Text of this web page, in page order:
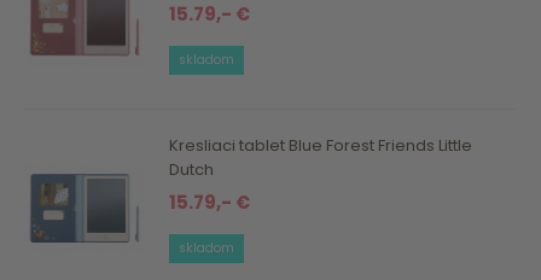
15.79,- €
skladom
Kresliaci tablet Blue Forest Friends Little
Dutch
15.79,- €
skladom